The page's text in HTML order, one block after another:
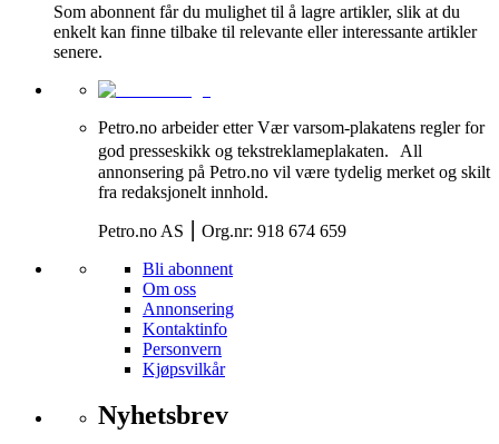
Som abonnent får du mulighet til å lagre artikler, slik at du
enkelt kan finne tilbake til relevante eller interessante artikler
senere.
Petro.no arbeider etter Vær varsom-plakatens regler for
god presseskikk og tekstreklameplakaten. All
annonsering på Petro.no vil være tydelig merket og skilt
fra redaksjonelt innhold.
Petro.no AS ⎮ Org.nr: 918 674 659
Bli abonnent
Om oss
Annonsering
Kontaktinfo
Personvern
Kjøpsvilkår
Nyhetsbrev